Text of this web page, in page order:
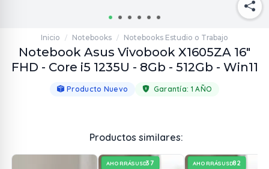
Inicio / Notebooks / Notebooks Estudio o Trabajo
Notebook Asus Vivobook X1605ZA 16"
FHD - Core i5 1235U - 8Gb - 512Gb - Win11
Producto Nuevo Garantía: 1 AÑO
Productos similares:
AHORRÁSUSD37 AHORRÁSUSD82